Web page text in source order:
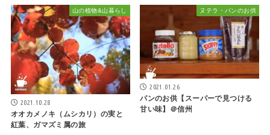
山の植物&山暮らし
2021.10.28
オオカメノキ（ムシカリ）の実と
紅葉、ガマズミ属の旅
ヌテラ・パンのお供
2021.01.26
パンのお供【スーパーで見つける
甘い味】＠信州